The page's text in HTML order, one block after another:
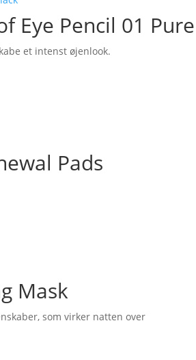
Eye Pencil 01
et intenst øjenlook.
Pads
Mask
som virker natten over